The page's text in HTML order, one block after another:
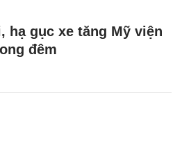
hạ gục xe tăng Mỹ viện
đêm